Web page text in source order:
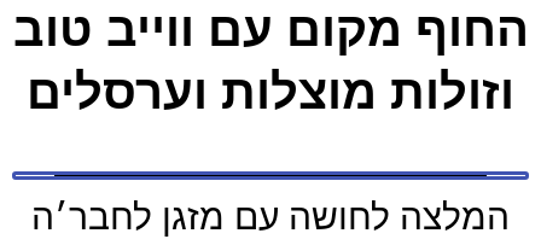
החוף מקום עם ווייב טוב
וזולות מוצלות וערסלים
המלצה לחושה עם מזגן לחבר׳ה